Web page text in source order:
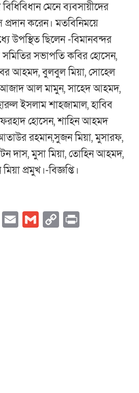
মেনে ব্যবসায়ীদের
প্রদান করেন। মতবিনিময়ে
উপস্থিত ছিলেন -বিমানবন্দর
সমিতির সভাপতি কবির হোসেন,
আহমদ, বুলবুল মিয়া, সোহেল
আল মামুন, সাহেদ আহমদ,
ইসলাম শাহজামাল, হাবিব
হোসেন, শাহিন আহমদ
রহমান,সুজন মিয়া, মুসারফ,
দাস, মুসা মিয়া, তোহিন আহমদ,
প্রমুখ।-বিজ্ঞপ্তি।
Twitter
EmailGmail
Copy